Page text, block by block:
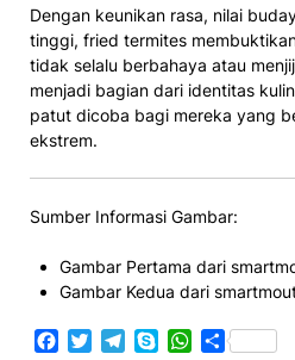
Dengan keunikan rasa, nilai
tinggi, fried termites
tidak selalu berbahaya atau
menjadi bagian dari identitas
patut dicoba bagi mereka yang
ekstrem.
Sumber Informasi Gambar:
Gambar Pertama dari
Gambar Kedua dari
Facebook
TwitterTelegram
SkypeWhatsApp
Share